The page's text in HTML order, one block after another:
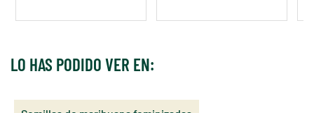
LO HAS PODIDO VER EN: